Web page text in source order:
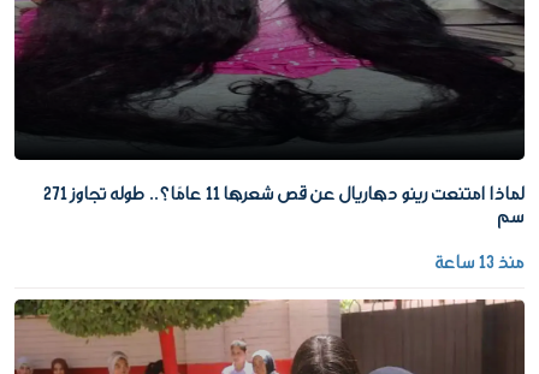
لماذا امتنعت رينو دهاريال عن قص شعرها 11 عامًا؟.. طوله تجاوز 271
سم
منذ 13 ساعة